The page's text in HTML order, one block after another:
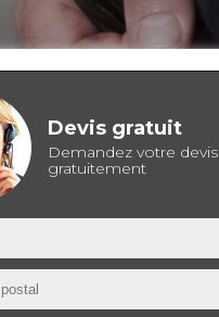
Devis gratuit
Demandez votre devis
gratuitement